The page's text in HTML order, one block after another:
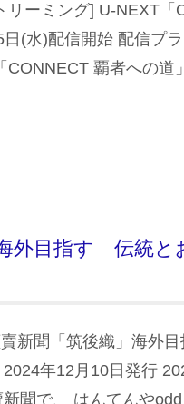
リーミング] U-NEXT「
日(水)配信開始 配信プ
CONNECT 覇者への
外目指す 伝統
新聞「筑後織」海外
年12月10日発行
新聞で、 はんてんや